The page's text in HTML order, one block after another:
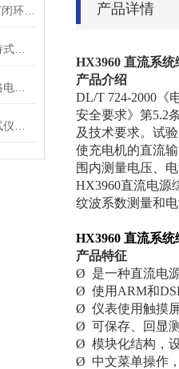
产品详情
HX3960 直流系
产品介绍
DL/T 724-2000《
安全要求》第5.2
及技术要求。试
使充电机的直流
围内测量电压、
HX3960直流电源
纹波系数测量和
HX3960 直流系
产品特征
Ø 是一种直流电
Ø 使用ARM和
Ø 仪表使用触摸
Ø 可保存、回显
Ø 模块化结构，
Ø 中文菜单操作